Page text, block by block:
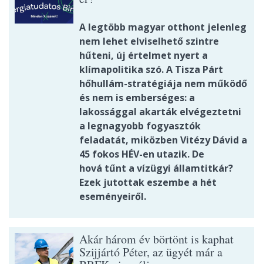
A legtöbb magyar otthont jelenleg
nem lehet elviselhető szintre
hűteni, új értelmet nyert a
klímapolitika szó. A Tisza Párt
hőhullám-stratégiája nem működő
és nem is emberséges: a
lakossággal akarták elvégeztetni
a legnagyobb fogyasztók
feladatát, miközben Vitézy Dávid a
45 fokos HÉV-en utazik. De
hová tűnt a vízügyi államtitkár?
Ezek jutottak eszembe a hét
eseményeiről.
Akár három év börtönt is kaphat
Szijjártó Péter, az ügyét már a